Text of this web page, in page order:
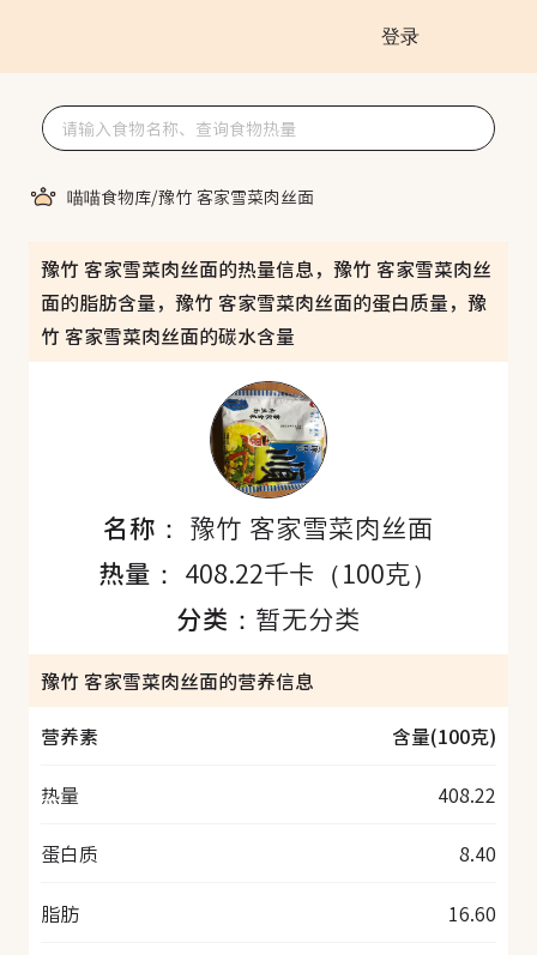
登录
喵喵食物库/豫竹 客家雪菜肉丝面
豫竹 客家雪菜肉丝面的热量信息，豫竹 客家雪菜肉丝
面的脂肪含量，豫竹 客家雪菜肉丝面的蛋白质量，豫
竹 客家雪菜肉丝面的碳水含量
名称： 豫竹 客家雪菜肉丝面
热量： 408.22千卡（100克）
分类： 暂无分类
豫竹 客家雪菜肉丝面的营养信息
营养素
含量(100克)
热量 408.22
蛋白质 8.40
脂肪 16.60